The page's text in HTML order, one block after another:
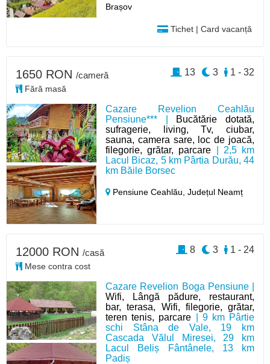
Brașov
Tichet | Card vacanță
Cazare Revelion Ceahlău
Pensiune*** | Bucătărie dotată,
sufragerie, living, Tv, ciubar,
sauna, camera sare, loc de joacă,
filegorie, grătar, parcare | 2,5 km
Lacul Bicaz, 5 km Pârtia Durău, 44
km Băile Borsec
Pensiune Ceahlău,Județul Neamț
1650 RON /cameră
Fără masă
1 - 32
3
13
Cazare Revelion Boga Pensiune |
Wifi, Lângă pădure, restaurant,
bar, terasa, Wifi, filegorie, grătar,
teren tenis, parcare | 9 km Pârtie
schi Stâna de Vale, 19 km
Cascada Vălul Miresei, 29 km
Lacul Beliș Fântânele, 13 km
Padiș
12000 RON /casă
Mese contra cost
1 - 24
3
8